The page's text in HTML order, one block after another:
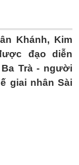
Khánh, Kim
đạo diễn
Trà - người
giai nhân Sài